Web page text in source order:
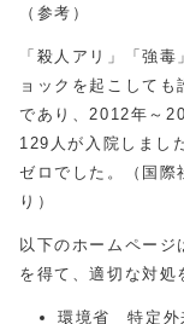
（参考）
「殺人アリ」「強
ョックを起こして
であり、2012年～
129人が入院しまし
ゼロでした。（国際
り）
以下のホームペー
を得て、適切な対処
環境省 特定外